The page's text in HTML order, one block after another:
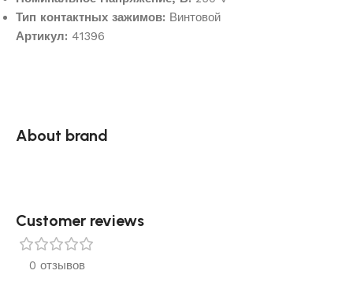
Тип контактных зажимов: Винтовой
Артикул: 41396
About brand
Customer reviews​
0 отзывов